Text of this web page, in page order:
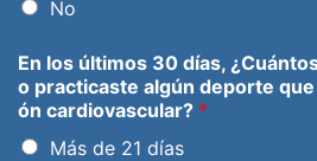
No
En los últimos 30 días,
o practicaste algún deporte
ón cardiovascular? *
Más de 21 días